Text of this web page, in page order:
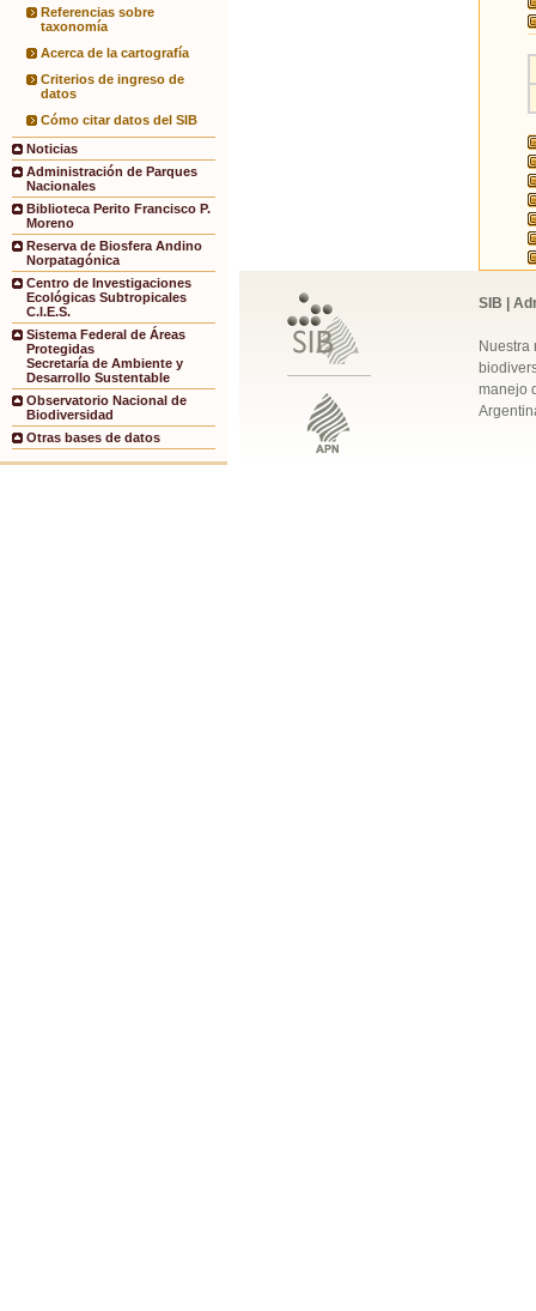
Referencias sobre
taxonomía
Acerca de la cartografía
Criterios de ingreso de
datos
Cómo citar datos del SIB
Noticias
Administración de Parques
Nacionales
Biblioteca Perito Francisco P.
Moreno
Reserva de Biosfera Andino
Norpatagónica
Centro de Investigaciones
Ecológicas Subtropicales
C.I.E.S.
Sistema Federal de Áreas
Protegidas
Secretaría de Ambiente y
Desarrollo Sustentable
Observatorio Nacional de
Biodiversidad
Otras bases de datos
SIB |
Nuestra
manejo